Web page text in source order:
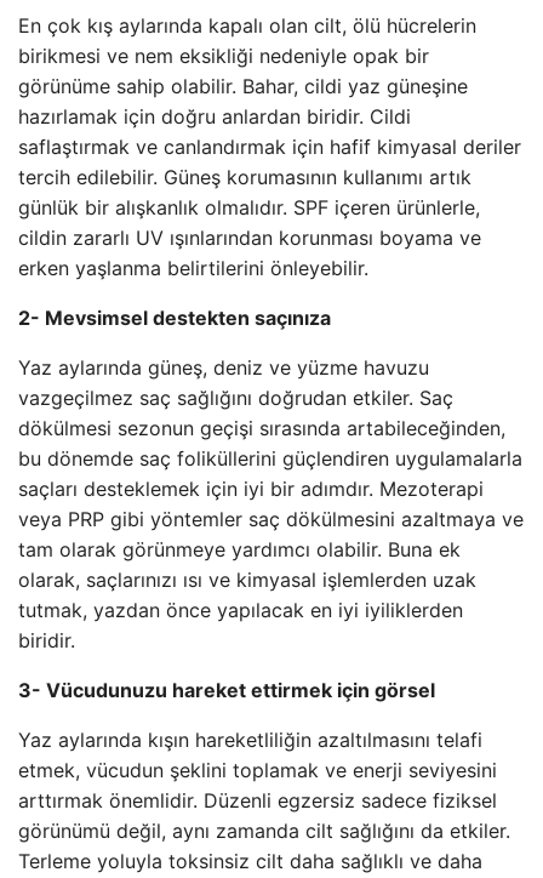
En çok kış aylarında kapalı olan cilt, ölü hücrelerin
birikmesi ve nem eksikliği nedeniyle opak bir
görünüme sahip olabilir. Bahar, cildi yaz güneşine
hazırlamak için doğru anlardan biridir. Cildi
saflaştırmak ve canlandırmak için hafif kimyasal deriler
tercih edilebilir. Güneş korumasının kullanımı artık
günlük bir alışkanlık olmalıdır. SPF içeren ürünlerle,
cildin zararlı UV ışınlarından korunması boyama ve
erken yaşlanma belirtilerini önleyebilir.
2- Mevsimsel destekten saçınıza
Yaz aylarında güneş, deniz ve yüzme havuzu
vazgeçilmez saç sağlığını doğrudan etkiler. Saç
dökülmesi sezonun geçişi sırasında artabileceğinden,
bu dönemde saç foliküllerini güçlendiren uygulamalarla
saçları desteklemek için iyi bir adımdır. Mezoterapi
veya PRP gibi yöntemler saç dökülmesini azaltmaya ve
tam olarak görünmeye yardımcı olabilir. Buna ek
olarak, saçlarınızı ısı ve kimyasal işlemlerden uzak
tutmak, yazdan önce yapılacak en iyi iyiliklerden
biridir.
3- Vücudunuzu hareket ettirmek için görsel
Yaz aylarında kışın hareketliliğin azaltılmasını telafi
etmek, vücudun şeklini toplamak ve enerji seviyesini
arttırmak önemlidir. Düzenli egzersiz sadece fiziksel
görünümü değil, aynı zamanda cilt sağlığını da etkiler.
Terleme yoluyla toksinsiz cilt daha sağlıklı ve daha